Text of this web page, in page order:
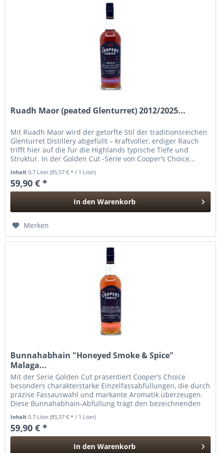
Ruadh Maor (peated Glenturret) 2012/2025...
Mit Ruadh Maor wird der getorfte Stil der traditionsreichen
Glenturret Distillery abgefüllt – kraftvoller, erdiger Rauch
trifft hier auf die für die Highlands typische Tiefe und
Struktur. In der Golden Cut -Serie von Cooper’s Choice...
Inhalt0.7 Liter(85,57 € * / 1 Liter)
59,90 € *
In den Warenkorb
Merken
Bunnahabhain "Honeyed Smoke & Spice"
Malaga...
Mit der Serie Golden Cut präsentiert Cooper’s Choice
besonders charakterstarke Einzelfassabfüllungen, die durch
präzise Fassauswahl und markante Aromatik überzeugen.
Diese Bunnahabhain-Abfüllung trägt den bezeichnenden
Inhalt0.7 Liter(85,57 € * / 1 Liter)
59,90 € *
In den Warenkorb